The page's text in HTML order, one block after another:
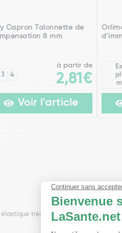
Capron Talonnette de
8 mm
3 4
à partir de
2,81€
Voir l'article
très résistant et respirant.